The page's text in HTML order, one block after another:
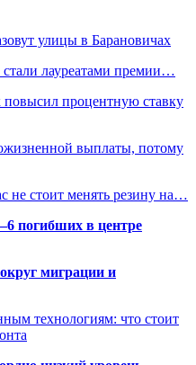
улицы в Барановичах
стали лауреатами премии…
процентную ставку
выплаты, потому
не стоит менять резину на…
погибших в центре
миграции и
технологиям: что стоит